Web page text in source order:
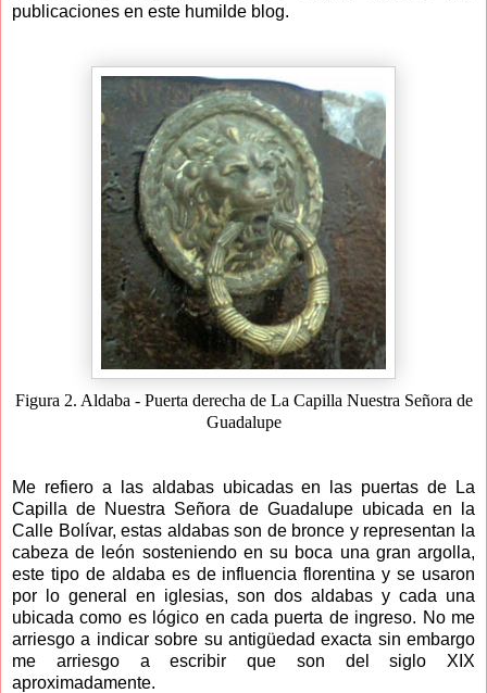
publicaciones en este humilde blog.
Figura 2. Aldaba - Puerta derecha de La Capilla Nuestra Señora de
Guadalupe
Me refiero a las aldabas ubicadas en las puertas de La
Capilla de Nuestra Señora de Guadalupe ubicada en la
Calle Bolívar, estas aldabas son de bronce y representan la
cabeza de león sosteniendo en su boca una gran argolla,
este tipo de aldaba es de influencia florentina y se usaron
por lo general en iglesias, son dos aldabas y cada una
ubicada como es lógico en cada puerta de ingreso. No me
arriesgo a indicar sobre su antigüedad exacta sin embargo
me arriesgo a escribir que son del siglo XIX
aproximadamente.